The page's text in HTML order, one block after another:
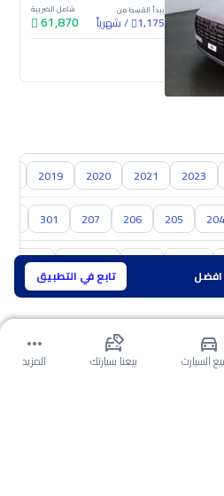
افضل تابع في التطبيق
يبدأ القسط من
1,175
/شهرياً
شامل الضريبة
61,870
2023
2021
2020
2019
204
205
206
207
301
سوزوكي هافال
السيارت بيعنا سيارتك المزيد